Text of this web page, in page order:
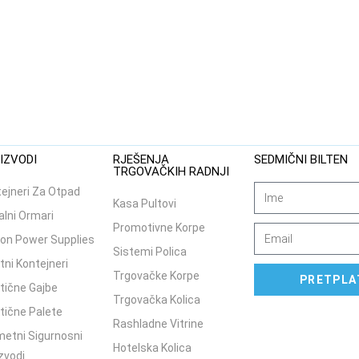
Za Otpad
Ormari
Power Supplies
Kontejneri
Gajbe
Palete
Sigurnosni
RJEŠENJA
TRGOVAČKIH RADNJI
Kasa Pultovi
Promotivne Korpe
Sistemi Polica
Trgovačke Korpe
Trgovačka Kolica
Rashladne Vitrine
Hotelska Kolica
SEDMIČNI BILTEN